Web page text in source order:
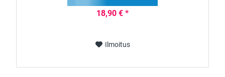
18,90 € *
Ilmoitus